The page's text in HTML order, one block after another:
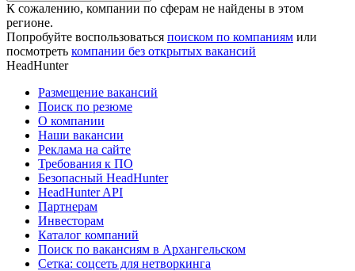
К сожалению, компании по сферам не найдены в этом
регионе.
Попробуйте воспользоваться поиском по компаниям или
посмотреть компании без открытых вакансий
HeadHunter
Размещение вакансий
Поиск по резюме
О компании
Наши вакансии
Реклама на сайте
Требования к ПО
Безопасный HeadHunter
HeadHunter API
Партнерам
Инвесторам
Каталог компаний
Поиск по вакансиям в Архангельском
Сетка: соцсеть для нетворкинга